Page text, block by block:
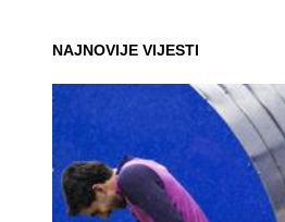
NAJNOVIJE VIJESTI